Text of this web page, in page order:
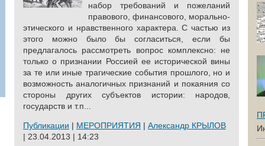
набор требований и пожеланий
правового, финансового, морально-
этического и нравственного характера. С частью из
этого можно было бы согласиться, если бы
предлагалось рассмотреть вопрос комплексно: не
только о признании Россией ее исторической вины
за те или иные трагические события прошлого, но и
возможность аналогичных признаний и покаяния со
стороны других субъектов истории: народов,
государств и т.п...
Публикации | МЕРОПРИЯТИЯ | Александр КРЫЛОВ
| 23.04.2013 | 14:23